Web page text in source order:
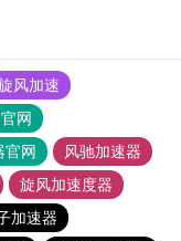
风加速
网
官网
风驰加速器
旋风加速度器
加速器